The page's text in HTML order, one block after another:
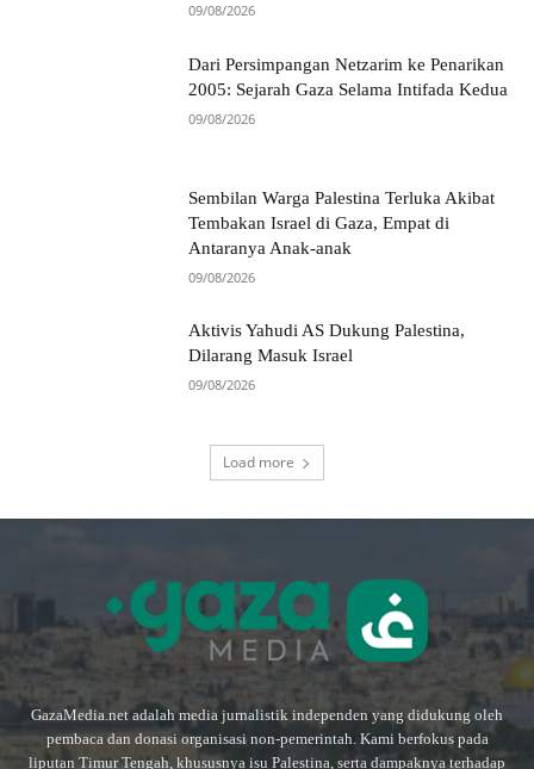
09/08/2026
Dari Persimpangan Netzarim ke Penarikan
2005: Sejarah Gaza Selama Intifada Kedua
09/08/2026
Sembilan Warga Palestina Terluka Akibat
Tembakan Israel di Gaza, Empat di
Antaranya Anak-anak
09/08/2026
Aktivis Yahudi AS Dukung Palestina,
Dilarang Masuk Israel
09/08/2026
Load more
GazaMedia.net adalah media jurnalistik independen yang didukung oleh
pembaca dan donasi organisasi non-pemerintah. Kami berfokus pada
liputan Timur Tengah, khususnya isu Palestina, serta dampaknya terhadap